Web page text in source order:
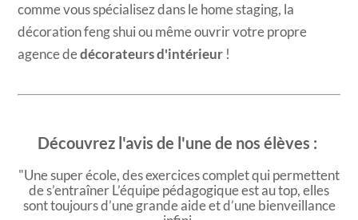
comme vous spécialisez dans le home staging, la
décoration feng shui ou même ouvrir votre propre
agence dedécorateurs d'intérieur !​
Découvrez l'avis de l'une de nos élèves :
"Une super école, des exercices complet qui permettent
de s’entraîner L’équipe pédagogique est au top, elles
sont toujours d’une grande aide et d’une bienveillance